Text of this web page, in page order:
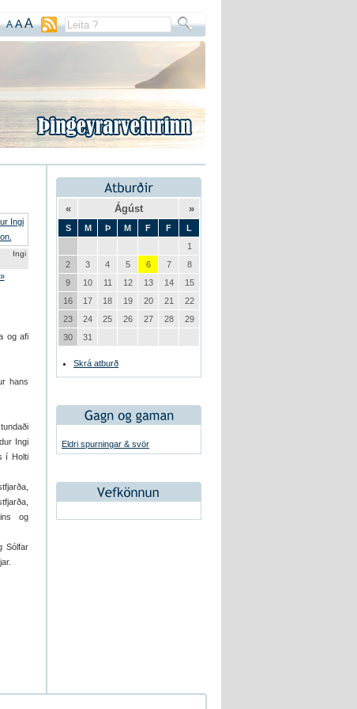
A AA
Ingi
»
og afi
hans
Ingi
í Holti
og
Sólfar
« Ágúst »
S M Þ M F F
L
1
2
3 4 5 6 7
8
9
10 11 12 13 14
15
16
17 18 19 20 21
22
23
24 25 26 27 28
29
30
31
Skrá atburð
Eldri spurningar & svör